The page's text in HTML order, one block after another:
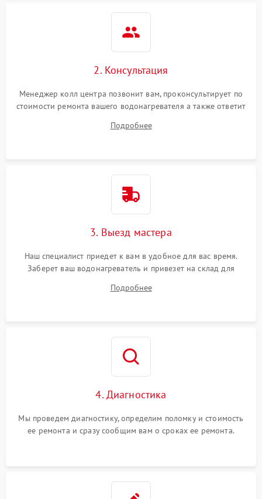
2. Консультация
Менеджер колл центра позвонит вам, проконсультирует по
стоимости ремонта вашего водонагревателя а также ответит
Подробнее
3. Выезд мастера
Наш специалист приедет к вам в удобное для вас время.
Заберет ваш водонагреватель и привезет на склад для
Подробнее
4. Диагностика
Мы проведем диагностику, определим поломку и стоимость
ее ремонта и сразу сообщим вам о сроках ее ремонта.